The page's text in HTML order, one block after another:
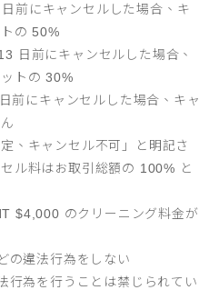
前にキャンセルした場合、キ
の 50%
日前にキャンセルした場合、
トの 30%
前にキャンセルした場合、キャ
、キャンセル不可」と明記さ
ル料はお取引総額の 100% と
$4,000 のクリーニング料金が
の違法行為をしない
行為を行うことは禁じられてい